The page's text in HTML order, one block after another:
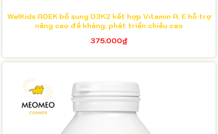
WelKids ADEK bổ sung D3K2 kết hợp Vitamin A, E hỗ trợ
nâng cao đề kháng, phát triển chiều cao
375.000₫